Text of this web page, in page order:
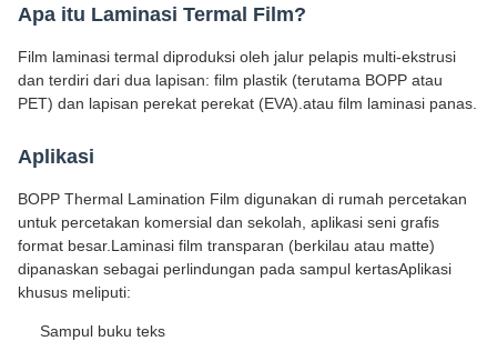
Apa itu Laminasi Termal Film?
Film laminasi termal diproduksi oleh jalur pelapis multi-ekstrusi
dan terdiri dari dua lapisan: film plastik (terutama BOPP atau
PET) dan lapisan perekat perekat (EVA).atau film laminasi panas.
Aplikasi
BOPP Thermal Lamination Film digunakan di rumah percetakan
untuk percetakan komersial dan sekolah, aplikasi seni grafis
format besar.Laminasi film transparan (berkilau atau matte)
dipanaskan sebagai perlindungan pada sampul kertasAplikasi
khusus meliputi:
Sampul buku teks